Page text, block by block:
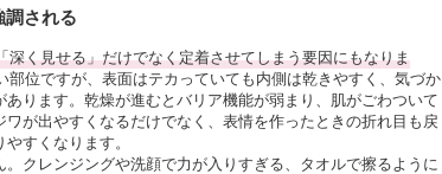
調される
深く見せる」だけでなく定着させてしまう要因にもなりま
部位ですが、表面はテカっていても内側は乾きやすく、気づか
ります。乾燥が進むとバリア機能が弱まり、肌がごわついて
が出やすくなるだけでなく、表情を作ったときの折れ目も戻
すくなります。
クレンジングや洗顔で力が入りすぎる、タオルで擦るように